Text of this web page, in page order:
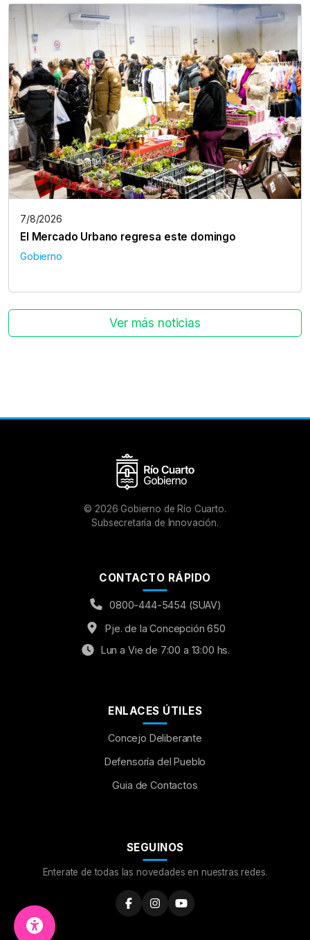
7/8/2026
El Mercado Urbano regresa este domingo
Gobierno
Ver más noticias
© 2026 Gobierno de Río Cuarto.
Subsecretaría de Innovación.
CONTACTO RÁPIDO
0800-444-5454 (SUAV)
Pje. de la Concepción 650
Lun a Vie de 7:00 a 13:00 hs.
ENLACES ÚTILES
Concejo Deliberante
Defensoría del Pueblo
Guia de Contactos
SEGUINOS
Enterate de todas las novedades en nuestras redes.
Aumentar Fuente
OFF
Leer al pasar el mouse